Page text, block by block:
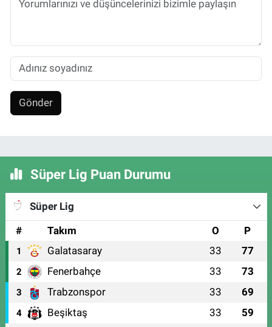
Gönder
Süper Lig Puan Durumu
Süper Lig
#
Takım O P
1 Galatasaray 33 77
2 Fenerbahçe 33 73
3 Trabzonspor 33 69
4 Beşiktaş 33 59